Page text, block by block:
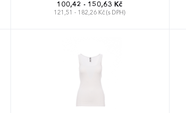
vyztužovací páska od ramene k rameni
viditelná na límečku, pružné švy, tubulární
100,42 - 150,63 Kč
121,51 - 182,26 Kč (s DPH)